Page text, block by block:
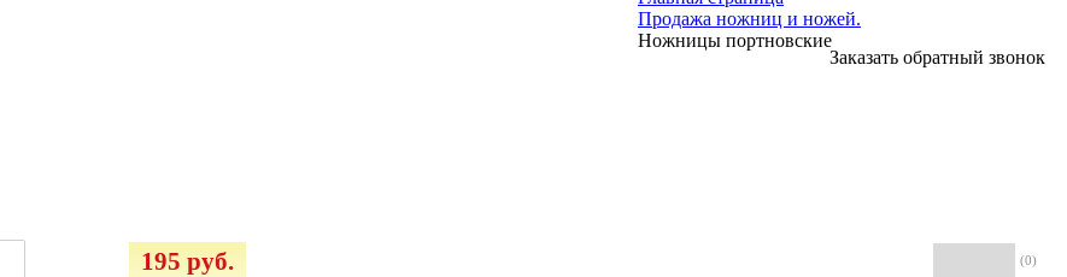
Заказать обратный звонок
Продажа ножниц и ножей.
Ножницы портновские
(0)
195 руб.